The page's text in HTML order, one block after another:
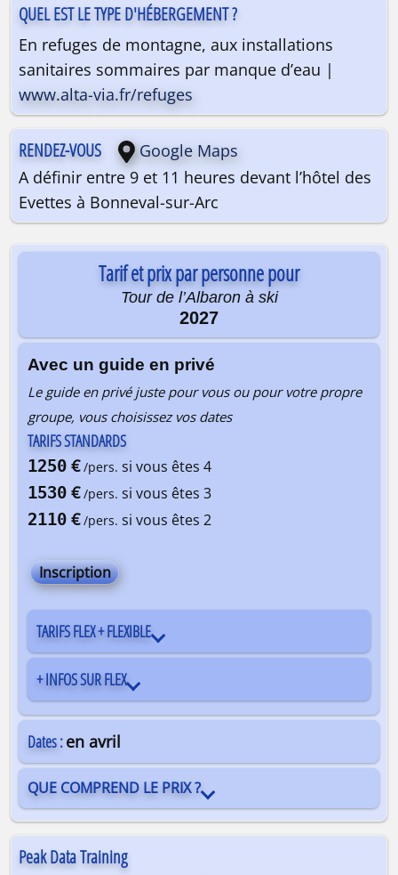
QUEL EST LE TYPE D'HÉBERGEMENT ?
En refuges de montagne, aux installations
sanitaires sommaires par manque d’eau |
www.alta-via.fr/refuges
RENDEZ-VOUS
Google Maps
A définir entre 9 et 11 heures devant l’hôtel des
Evettes à Bonneval-sur-Arc
Tarif et prix par personne pour
Tour de l’Albaron à ski
2027
Avec un guide en privé
Le guide en privé juste pour vous ou pour votre propre
groupe, vous choisissez vos dates
TARIFS STANDARDS
1250 € /pers. si vous êtes 4
1530 € /pers. si vous êtes 3
2110 € /pers. si vous êtes 2
Inscription
TARIFS FLEX + FLEXIBLE
+ INFOS SUR FLEX
Dates :en avril
QUE COMPREND LE PRIX ?
Peak Data Training